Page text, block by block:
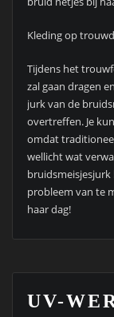
Kleding op
Tijdens het
zal gaan dragen
jurk van de
overtreffen. Je
omdat
wellicht wat
bruidsmeisjesjurk
probleem van te
haar dag!
UV-